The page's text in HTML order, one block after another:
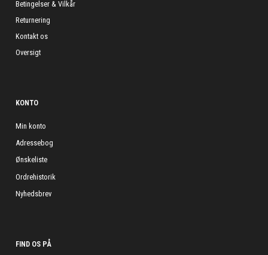
Betingelser & Vilkår
Returnering
Kontakt os
Oversigt
KONTO
Min konto
Adressebog
Ønskeliste
Ordrehistorik
Nyhedsbrev
FIND OS PÅ